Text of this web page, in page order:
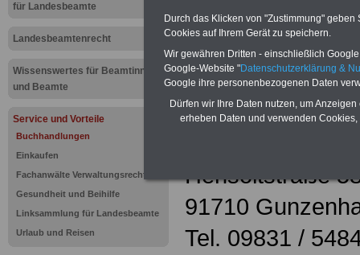
für Landesbeamte
Landesbeamtenrecht
Wissenswertes für Beamtinnen
und Beamte
Service und Vorteile
Buchhandlungen
Einkaufen
Fachanwälte Verwaltungsrecht
Gesundheit und Beihilfe
Linksammlung für Landesbeamte
Urlaub und Reisen
Mehr
Francke-
Hensoltstraße
91710
Tel. 09831 /
Durch das Klicken von "Zustimmung"
Cookies auf Ihrem Gerät zu speichern.
Wir gewähren Dritten - einschließlich
Google-Website "Datenschutzerklärung &
Google ihre personenbezogenen Daten
Dürfen wir Ihre Daten nutzen, um
erheben Daten und verwenden